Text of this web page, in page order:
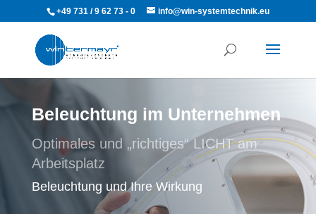
+49 731 / 9 62 73 - 0 info@win-systemtechnik.eu
Beleuchtung im Unternehmen
Optimales und „richtiges“ LICHT am
Arbeitsplatz
Beleuchtung und Ihre Wirkung